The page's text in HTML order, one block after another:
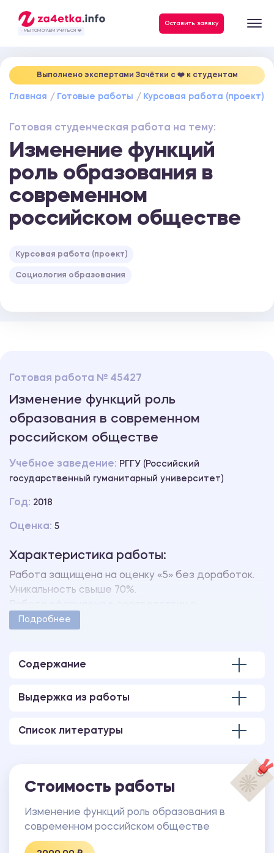
- МЫ ПОМОГАЕМ УЧИТЬСЯ ❤️
Оставить заявку
Выполнено экспертами Зачётки c ❤️ к студентам
Главная Готовые работы Курсовая работа (проект)
Готовая студенческая работа на тему:
Изменение функций
роль образования в
современном
российском обществе
Курсовая работа (проект)
Социология образования
Готовая работа № 45427
Изменение функций роль
образования в современном
российском обществе
Учебное заведение: РГГУ (Российский
государственный гуманитарный университет)
Год: 2018
Оценка: 5
Характеристика работы:
Работа защищена на оценку «5» без доработок.
Уникальность свыше 70%.
методическими указаниями учебного заведения.
Подробнее
Содержание
Выдержка из работы
Список литературы
Стоимость работы
Изменение функций роль образования в
современном российском обществе